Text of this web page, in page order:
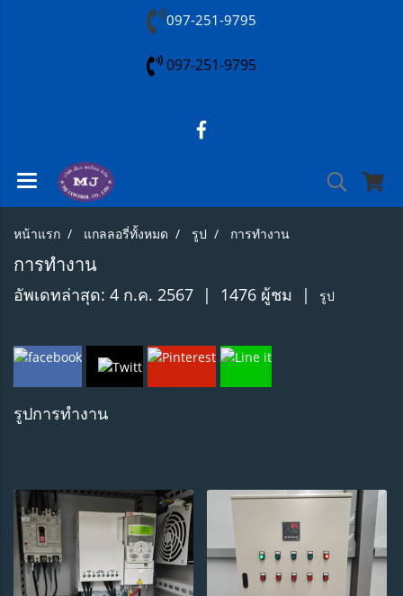
097-251-9795
097-251-9795
หน้าแรก แกลลอรี่ทั้งหมด รูป การทำงาน
การทำงาน
อัพเดทล่าสุด: 4 ก.ค. 2567 | 1476 ผู้ชม | รูป
รูปการทำงาน